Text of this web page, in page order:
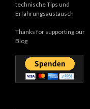
technische Tips und
Erfahrungsaustausch
Thanks for supporting our
Blog